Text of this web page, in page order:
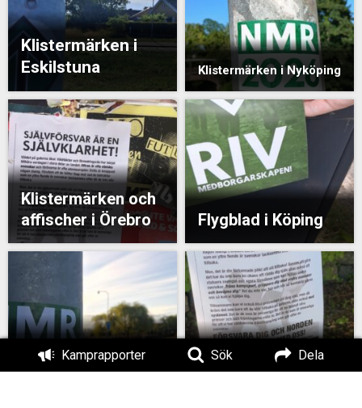
Kamprapporter Sök Dela
Klistermärken i
Eskilstuna
Klistermärken i Nyköping
Klistermärken och
affischer i Örebro
Flygblad i Köping
Klistermärken i
Eskilstuna
Affischer och
klistermärken i Nora